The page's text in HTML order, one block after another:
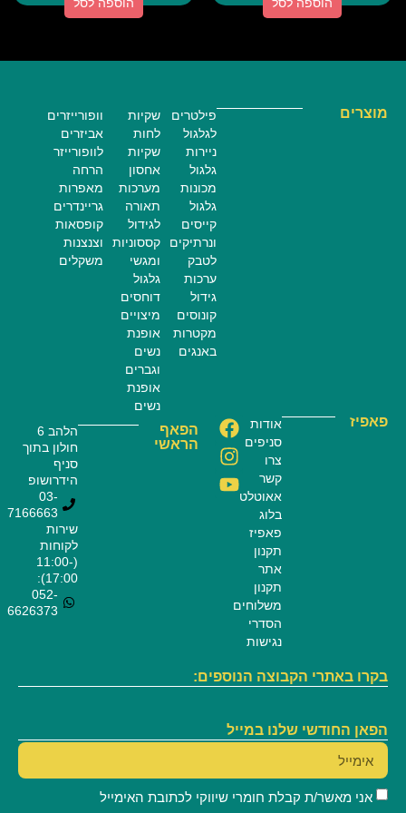
מוצרים
פילטרים
לגלגול
ניירות
גלגול
מכונות
גלגול
קייסים
ונרתיקים
לטבק
ערכות
גידול
קונוסים
מקטרות
באנגים
שקיות
לחות
שקיות
אחסון
מערכות
תאורה
לגידול
קססוניות
ומגשי
גלגול
דוחסים
מיצויים
אופנת
נשים
וגברים
אופנת
נשים
וופורייזרים
אביזרים
לוופורייזר
הרחה
מאפרות
גריינדרים
קופסאות
וצנצנות
משקלים
פאפיז
אודות
סניפים
צרו
קשר
אאוטלט
בלוג
פאפיז
תקנון
אתר
תקנון
משלוחים
הסדרי
נגישות
הפאף
הראשי
הלהב 6
חולון בתוך
סניף
הידרושופ
03-
7166663
שירות
לקוחות
(11:00-
17:00):
052-
6626373
בקרו באתרי הקבוצה הנוספים:
הפאן החודשי שלנו במייל
אני מאשר/ת קבלת חומרי שיווקי לכתובת האימייל